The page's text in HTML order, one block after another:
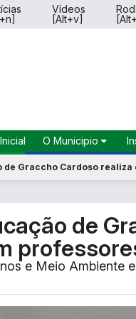
Vídeos
[Alt+v]
Inicial
O Municipio
História do
Município
Município
Símbolos e
Hinos
Perguntas
Frequentes
de Graccho Cardoso
de
e Meio Ambiente